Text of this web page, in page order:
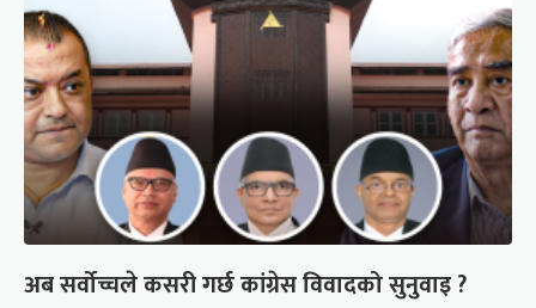
अब सर्वोच्चले कसरी गर्छ कांग्रेस विवादको सुनुवाइ ?